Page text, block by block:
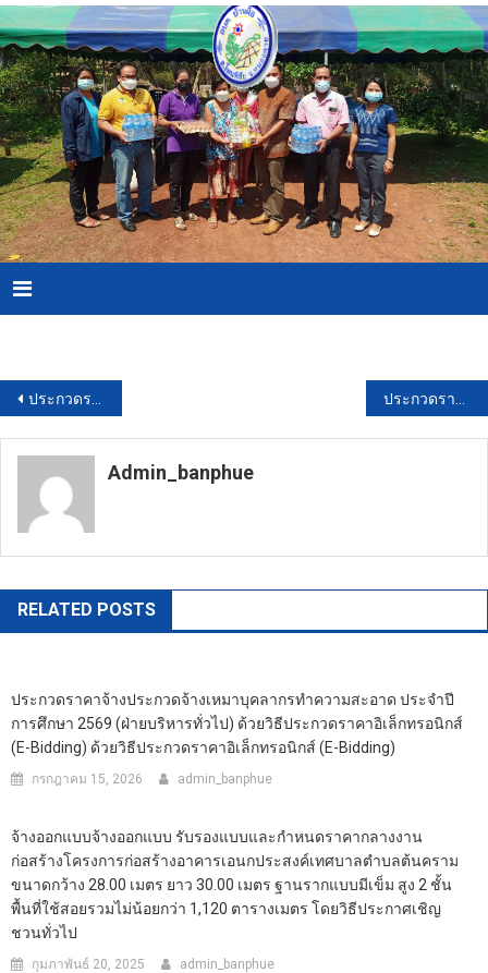
Skip
to
content
Menu
แนะแนว
เรื่อง
ประกวดราคาซื้อพัดลมไอน้ำแบบตั้งพื้น จำนวน 2 ตัว ด้วยวิธีประกวดราคาอิเล็กทรอนิกส์ (e-bidding)
Admin_banphue
RELATED POSTS
ประกวดราคาจ้างประกวดจ้างเหมาบุคลากรทำความสะอาด ประจำปี
การศึกษา 2569 (ฝ่ายบริหารทั่วไป) ด้วยวิธีประกวดราคาอิเล็กทรอนิกส์
(e-Bidding) ด้วยวิธีประกวดราคาอิเล็กทรอนิกส์ (e-Bidding)
กรกฎาคม 15, 2026 admin_banphue
จ้างออกแบบจ้างออกแบบ รับรองแบบและกำหนดราคากลางงาน
ก่อสร้างโครงการก่อสร้างอาคารเอนกประสงค์เทศบาลตำบลต้นคราม
ขนาดกว้าง 28.00 เมตร ยาว 30.00 เมตร ฐานรากแบบมีเข็ม สูง 2 ชั้น
พื้นที่ใช้สอยรวมไม่น้อยกว่า 1,120 ตารางเมตร โดยวิธีประกาศเชิญ
ชวนทั่วไป
กุมภาพันธ์ 20, 2025 admin_banphue